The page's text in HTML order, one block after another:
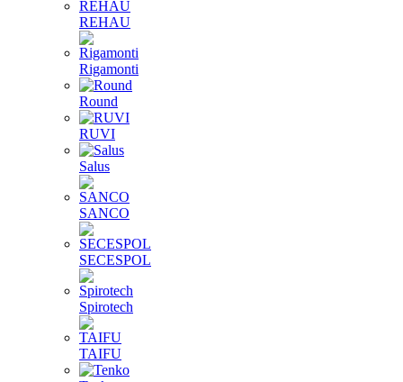
REHAU
Rigamonti
Round
RUVI
Salus
SANCO
SECESPOL
Spirotech
TAIFU